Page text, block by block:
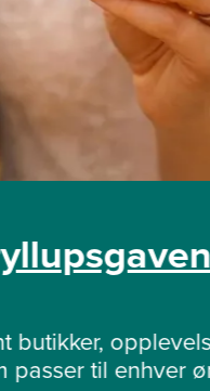
butikker,
passer til enhver